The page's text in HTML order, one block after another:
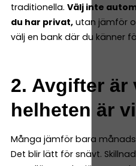
traditionella. Välj inte
du har privat, utan jämför
välj en bank där du känner
2. Avgifter är
helheten är
Många jämför bara
Det blir lätt för snävt.